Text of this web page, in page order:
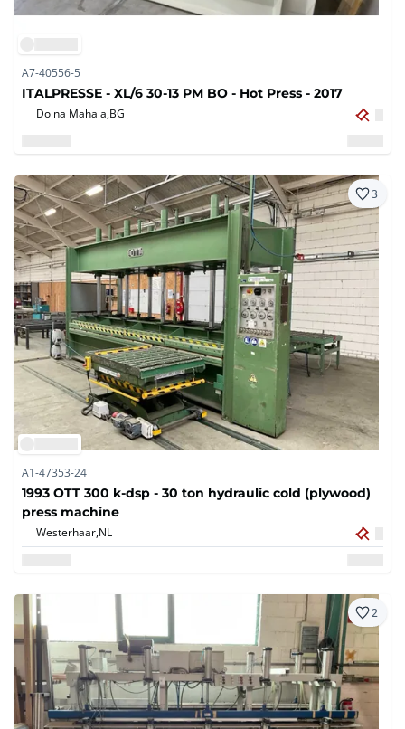
A7-40556-5
ITALPRESSE - XL/6 30-13 PM BO - Hot Press - 2017
Dolna Mahala,BG
3
A1-47353-24
1993 OTT 300 k-dsp - 30 ton hydraulic cold (plywood)
press machine
Westerhaar,NL
2